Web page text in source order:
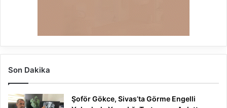
Son Dakika
Şoför Gökce, Sivas’ta Görme Engelli